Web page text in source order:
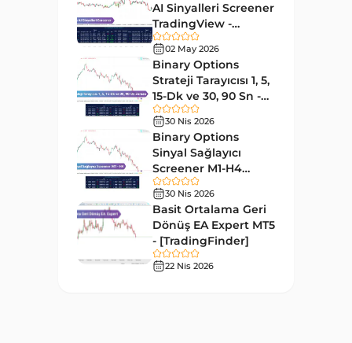
Göstergeleri
Döngüler MT4 Göstergeleri
Arz ve Talep MT4 Göstergeleri
Kırılma MT4 Göstergeleri 95
Likidite MT4 Göstergeleri
Day Trading MT4 Göstergeleri
Eğitimsel MT4 Göstergeleri
Volatilite MT4 Göstergeleri 83
Tersine MT4 Göstergeleri 498
Fiyat Hareketi MT4
AI Sinyalleri Screener
TradingView -
[TradingFinder]
Ücretsiz
02 May 2026
Binary Options
Strateji Tarayıcısı 1, 5,
15-Dk ve 30, 90 Sn -
[TradingFinder]
30 Nis 2026
Binary Options
Sinyal Sağlayıcı
Screener M1-H4
TradingView -
[TradingFinder]
30 Nis 2026
Basit Ortalama Geri
Dönüş EA Expert MT5
- [TradingFinder]
22 Nis 2026